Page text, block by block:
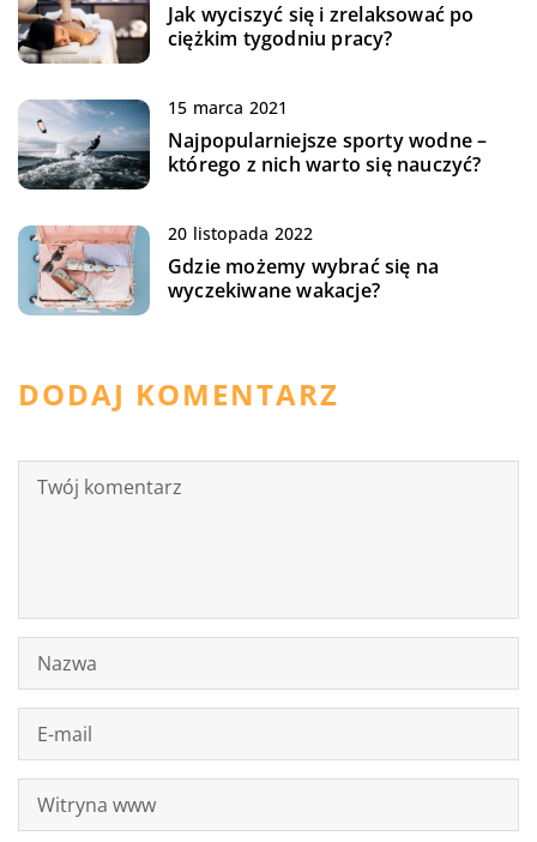
Jak wyciszyć się i zrelaksować po
ciężkim tygodniu pracy?
15 marca 2021
Najpopularniejsze sporty wodne –
którego z nich warto się nauczyć?
20 listopada 2022
Gdzie możemy wybrać się na
wyczekiwane wakacje?
DODAJ KOMENTARZ